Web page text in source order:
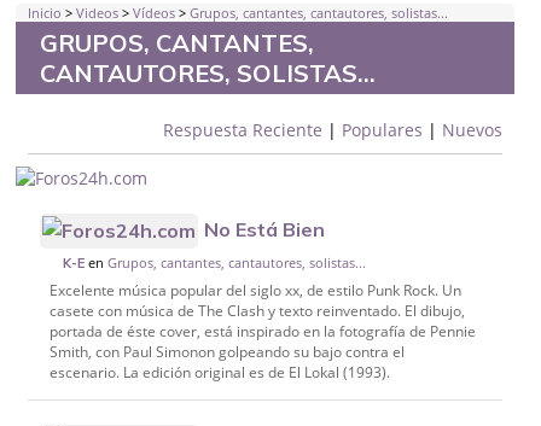
Inicio >Videos >Vídeos >Grupos, cantantes, cantautores, solistas...
GRUPOS, CANTANTES,
CANTAUTORES, SOLISTAS...
Respuesta Reciente | Populares | Nuevos
No Está Bien
K-E enGrupos, cantantes, cantautores, solistas...
Excelente música popular del siglo xx, de estilo Punk Rock. Un
casete con música de The Clash y texto reinventado. El dibujo,
portada de éste cover, está inspirado en la fotografía de Pennie
Smith, con Paul Simonon golpeando su bajo contra el
escenario. La edición original es de El Lokal (1993).